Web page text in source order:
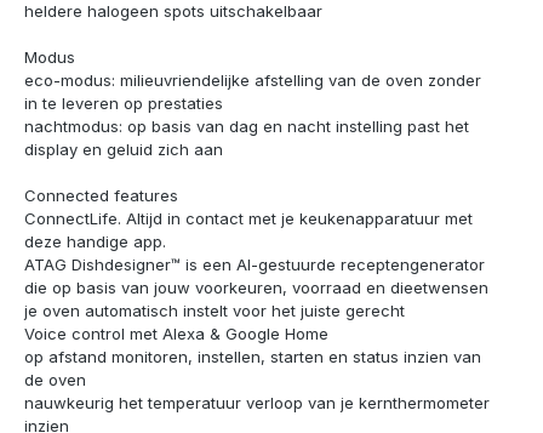
heldere halogeen spots uitschakelbaar
Modus
eco-modus: milieuvriendelijke afstelling van de oven zonder
in te leveren op prestaties
nachtmodus: op basis van dag en nacht instelling past het
display en geluid zich aan
Connected features
ConnectLife. Altijd in contact met je keukenapparatuur met
deze handige app.
ATAG Dishdesigner™ is een AI-gestuurde receptengenerator
die op basis van jouw voorkeuren, voorraad en dieetwensen
je oven automatisch instelt voor het juiste gerecht
Voice control met Alexa & Google Home
op afstand monitoren, instellen, starten en status inzien van
de oven
nauwkeurig het temperatuur verloop van je kernthermometer
inzien